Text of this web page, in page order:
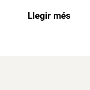
Llegir més